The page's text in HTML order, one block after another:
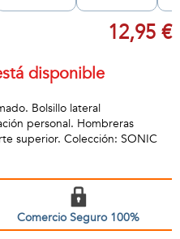
12,95 €
disponible
Bolsillo lateral
personal. Hombreras
superior. Colección: SONIC
Comercio Seguro 100%